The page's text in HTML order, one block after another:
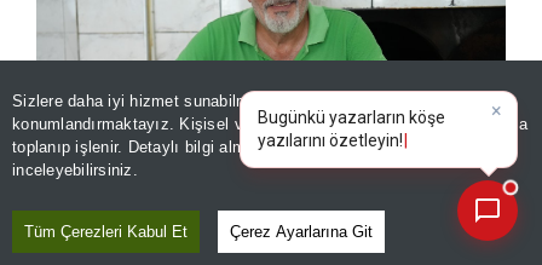
Sizlere daha iyi hizmet sunabilmek adına sitemizde
konumlandırmaktayız. Kişisel verileriniz, KVKK ve GDPR kapsamında
toplanıp işlenir. Detaylı bilgi almak içinAydınlatma Metnimizi
inceleyebilirsiniz.
Tüm Çerezleri Kabul Et Çerez Ayarlarına Git
Türkiyenin en iyi simitleri listesi İzmit’i karıştırdı! ‘Ağzının tadını
|